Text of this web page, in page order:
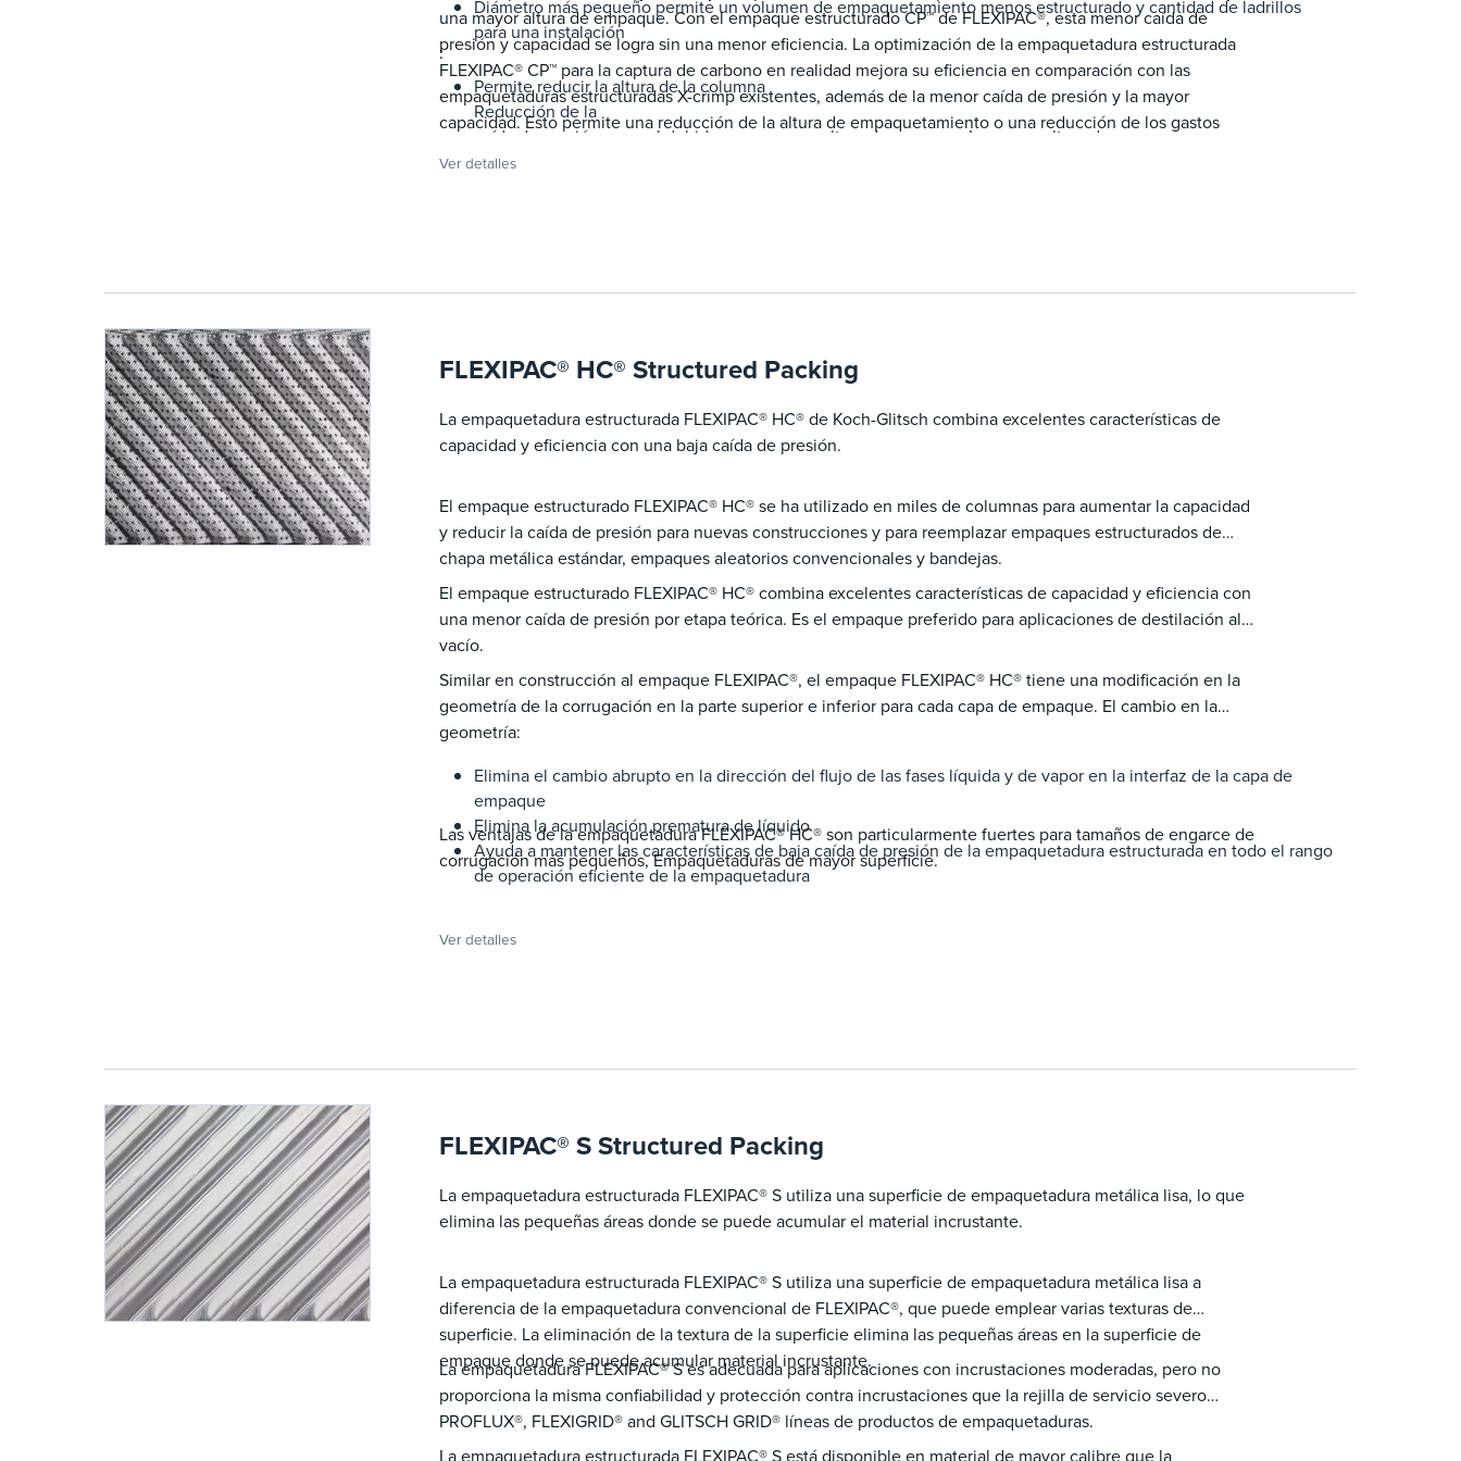
Diámetro más pequeño permite un volumen de empaquetamiento menos estructurado y cantidad de ladrillos
para una instalación
una mayor altura de empaque. Con el empaque estructurado CP™ de FLEXIPAC®, esta menor caída de
presión y capacidad se logra sin una menor eficiencia. La optimización de la empaquetadura estructurada
FLEXIPAC® CP™ para la captura de carbono en realidad mejora su eficiencia en comparación con las
empaquetaduras estructuradas X-crimp existentes, además de la menor caída de presión y la mayor
capacidad. Esto permite una reducción de la altura de empaquetamiento o una reducción de los gastos
empaquetado. La eficiencia mejorada del empaque estructurado FLEXIPAC® CP™
:
Permite reducir la altura de la columna
Reducción de la
caída de presión general debido a una menor altura de empaque La menor altura de empaque
permite un volumen de empaque menos estructurado y una cantidad de ladrillos para una instalación más corta
Ver detalles
FLEXIPAC® HC® Structured Packing
La empaquetadura estructurada FLEXIPAC® HC® de Koch-Glitsch combina excelentes características de
capacidad y eficiencia con una baja caída de presión.
El empaque estructurado FLEXIPAC® HC® se ha utilizado en miles de columnas para aumentar la capacidad
y reducir la caída de presión para nuevas construcciones y para reemplazar empaques estructurados de
chapa metálica estándar, empaques aleatorios convencionales y bandejas.
El empaque estructurado FLEXIPAC® HC® combina excelentes características de capacidad y eficiencia con
una menor caída de presión por etapa teórica. Es el empaque preferido para aplicaciones de destilación al
vacío.
Similar en construcción al empaque FLEXIPAC®, el empaque FLEXIPAC® HC® tiene una modificación en la
geometría de la corrugación en la parte superior e inferior para cada capa de empaque. El cambio en la
geometría:
Elimina el cambio abrupto en la dirección del flujo de las fases líquida y de vapor en la interfaz de la capa de
empaque
Elimina la acumulación prematura de líquido
Ayuda a mantener las características de baja caída de presión de la empaquetadura estructurada en todo el rango
de operación eficiente de la empaquetadura
Las ventajas de la empaquetadura FLEXIPAC® HC® son particularmente fuertes para tamaños de engarce de
corrugación más pequeños, Empaquetaduras de mayor superficie.
Ver detalles
FLEXIPAC® S Structured Packing
La empaquetadura estructurada FLEXIPAC® S utiliza una superficie de empaquetadura metálica lisa, lo que
elimina las pequeñas áreas donde se puede acumular el material incrustante.
La empaquetadura estructurada FLEXIPAC® S utiliza una superficie de empaquetadura metálica lisa a
diferencia de la empaquetadura convencional de FLEXIPAC®, que puede emplear varias texturas de
superficie. La eliminación de la textura de la superficie elimina las pequeñas áreas en la superficie de
empaque donde se puede acumular material incrustante.
La empaquetadura FLEXIPAC® S es adecuada para aplicaciones con incrustaciones moderadas, pero no
proporciona la misma confiabilidad y protección contra incrustaciones que la rejilla de servicio severo
PROFLUX®, FLEXIGRID® and GLITSCH GRID® líneas de productos de empaquetaduras.